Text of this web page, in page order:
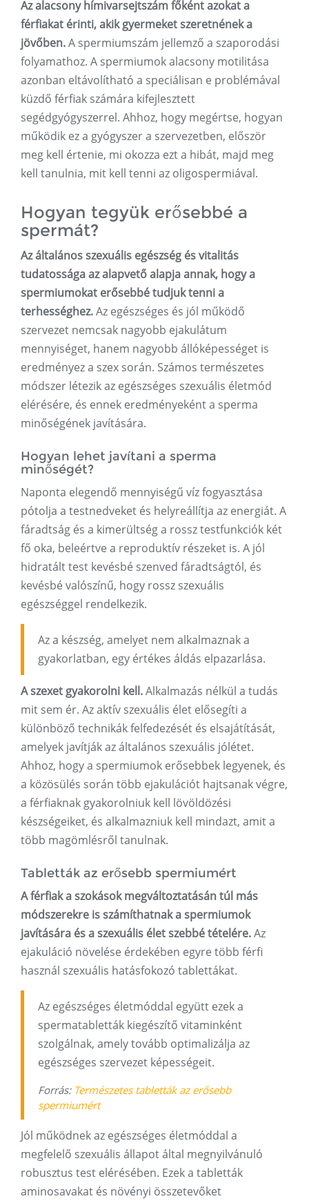
Az alacsony hímivarsejtszám főként azokat a
férfiakat érinti, akik gyermeket szeretnének a
jövőben.A spermiumszám jellemző a szaporodási
folyamathoz. A spermiumok alacsony motilitása
azonban eltávolítható a speciálisan e problémával
küzdő férfiak számára kifejlesztett
segédgyógyszerrel. Ahhoz, hogy megértse, hogyan
működik ez a gyógyszer a szervezetben, először
meg kell értenie, mi okozza ezt a hibát, majd meg
kell tanulnia, mit kell tenni az oligospermiával.
Hogyan tegyük erősebbé a
spermát?
Az általános szexuális egészség és vitalitás
tudatossága az alapvető alapja annak, hogy a
spermiumokat erősebbé tudjuk tenni a
terhességhez.Az egészséges és jól működő
szervezet nemcsak nagyobb ejakulátum
mennyiséget, hanem nagyobb állóképességet is
eredményez a szex során. Számos természetes
módszer létezik az egészséges szexuális életmód
elérésére, és ennek eredményeként a sperma
minőségének javítására.
Hogyan lehet javítani a sperma
minőségét?
Naponta elegendő mennyiségű víz fogyasztása
pótolja a testnedveket és helyreállítja az energiát. A
fáradtság és a kimerültség a rossz testfunkciók két
fő oka, beleértve a reproduktív részeket is. A jól
hidratált test kevésbé szenved fáradtságtól, és
kevésbé valószínű, hogy rossz szexuális
egészséggel rendelkezik.
Az a készség, amelyet nem alkalmaznak a
gyakorlatban, egy értékes áldás elpazarlása.
A szexet gyakorolni kell.Alkalmazás nélkül a tudás
mit sem ér. Az aktív szexuális élet elősegíti a
különböző technikák felfedezését és elsajátítását,
amelyek javítják az általános szexuális jólétet.
Ahhoz, hogy a spermiumok erősebbek legyenek, és
a közösülés során több ejakulációt hajtsanak végre,
a férfiaknak gyakorolniuk kell lövöldözési
készségeiket, és alkalmazniuk kell mindazt, amit a
több magömlésről tanulnak.
Tabletták az erősebb spermiumért
A férfiak a szokások megváltoztatásán túl más
módszerekre is számíthatnak a spermiumok
javítására és a szexuális élet szebbé tételére.Az
ejakuláció növelése érdekében egyre több férfi
használ szexuális hatásfokozó tablettákat.
Az egészséges életmóddal együtt ezek a
spermatabletták kiegészítő vitaminként
szolgálnak, amely tovább optimalizálja az
egészséges szervezet képességeit.
Forrás: Természetes tabletták az erősebb
spermiumért
Jól működnek az egészséges életmóddal a
megfelelő szexuális állapot által megnyilvánuló
robusztus test elérésében. Ezek a tabletták
aminosavakat és növényi összetevőket